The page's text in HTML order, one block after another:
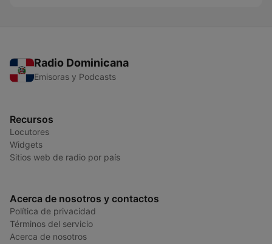
Radio Dominicana
Emisoras y Podcasts
Recursos
Locutores
Widgets
Sitios web de radio por país
Acerca de nosotros y contactos
Política de privacidad
Términos del servicio
Acerca de nosotros